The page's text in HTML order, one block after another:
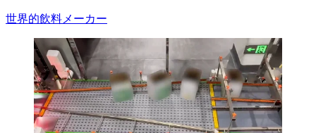
世界的飲料メーカー